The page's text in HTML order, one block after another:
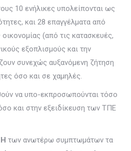
10 ενήλικες υπολείπονται ως
και 28 επαγγέλματα από
(από τις κατασκευές,
εξοπλισμούς και την
συνεχώς αυξανόμενη ζήτηση
όσο και σε χαμηλές.
να υπο-εκπροσωπούνται τόσο
και στην εξειδίκευση των ΤΠΕ
των ανωτέρω συμπτωμάτων τα